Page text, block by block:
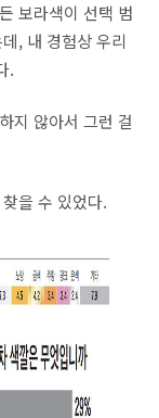
보라색이 선택 범
, 내 경험상 우리
.
지 않아서 그런 걸
을 수 있었다.